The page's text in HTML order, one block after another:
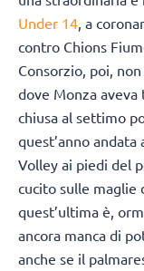
Under 14 , a
contro Chions
Consorzio, poi,
dove Monza
chiusa al settimo
quest’anno andata
Volley ai piedi del
cucito sulle maglie
quest’ultima è,
ancora manca di
anche se il